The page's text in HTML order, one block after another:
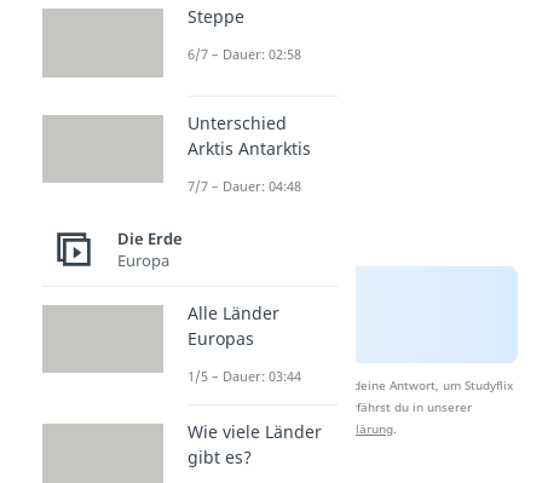
Nach Beantwortung speichern wir deine Antwort, um Studyflix
zu verbessern. Mehr dazu erfährst du in unserer
Datenschutzerklärung.
Steppe
6/7 – Dauer: 02:58
Unterschied
Arktis Antarktis
7/7 – Dauer: 04:48
Die Erde
Europa
Alle Länder
Europas
1/5 – Dauer: 03:44
Wie viele Länder
gibt es?